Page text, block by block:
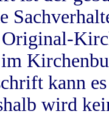
kann
wird